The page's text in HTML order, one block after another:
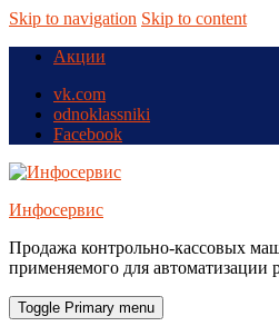
Skip to navigation Skip to content
Акции
vk.com
odnoklassniki
Facebook
Инфосервис
Продажа контрольно-кассовых
применяемого для автоматизации
Toggle Primary menu